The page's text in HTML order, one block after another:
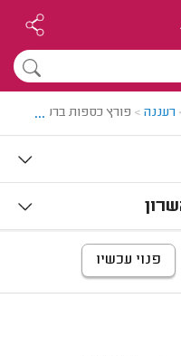
רעננה > פורץ כספות ברעננה
...
פנוי עכשיו